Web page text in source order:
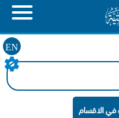
EN